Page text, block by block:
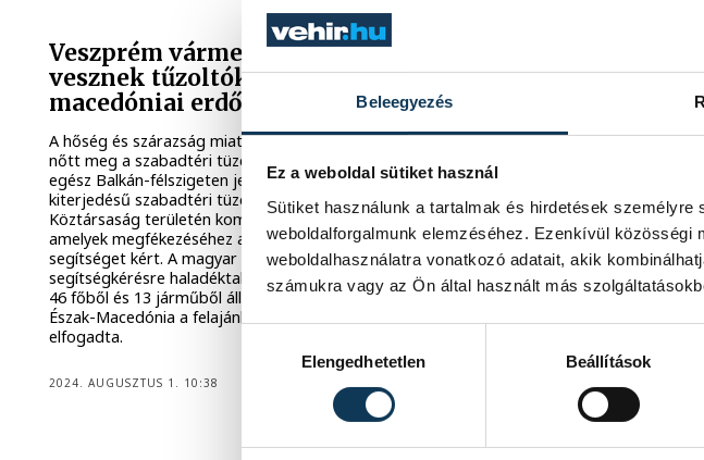
Beleegyezés
Ez a weboldal sütiket használ
Sütiket használunk a tartalmak és hirdetések
weboldalforgalmunk elemzéséhez. Ezenkívül
weboldalhasználatra vonatkozó adatait, akik
számukra vagy az Ön által használt más
Elengedhetetlen
Beállítások
Veszprém vármegyéből is részt
vesznek tűzoltók az észak-
macedóniai erdőtüzek oltásában
A hőség és szárazság miatt nem csak Magyarországon
nőtt meg a szabadtéri tüzek kockázata, a napokban az
egész Balkán-félszigeten jellemzőek a nagyobb
kiterjedésű szabadtéri tüzek. Az Észak-Macedón
Köztársaság területén komoly erdőtüzek pusztítanak,
amelyek megfékezéséhez a balkáni állam nemzetközi
segítséget kért. A magyar katasztrófavédelem a
segítségkérésre haladéktalanul reagált és július 31-én egy
46 főből és 13 járműből álló tűzoltócsapatot ajánlott fel.
Észak-Macedónia a felajánlott magyar segítséget
elfogadta.
2024. AUGUSZTUS 1. 10:38
elvarázsolja a
Képgalériánkban
2024. MÁJUS 27. 11:24